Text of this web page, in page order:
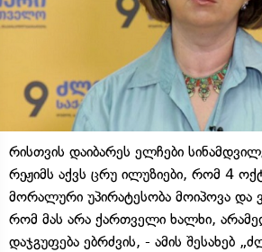
რისთვის დაიბარეს ელჩები
რეჟიმს აქვს ცრუ ილუზიები, რომ 4
მორალური უპირატესობა მოიპოვა და
რომ მას არა ქართველი ხალხი,
დაჯგუფება ებრძვის, - ამის შესახებ